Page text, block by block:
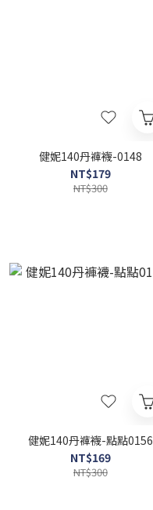
健妮140丹褲襪-0148
NT$179
NT$300
健妮140丹褲襪-點點0156
NT$169
NT$300